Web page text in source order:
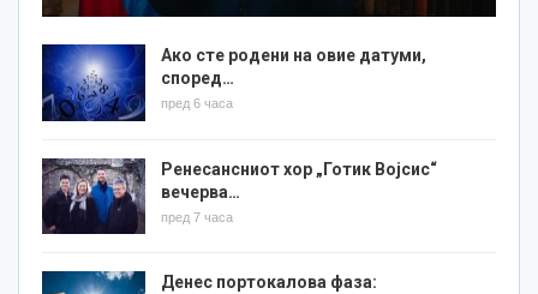
Ако сте родени на овие датуми,
според…
пред 6 часа
Ренесансниот хор „Готик Војсис“
вечерва…
пред 7 часа
Денес портокалова фаза: